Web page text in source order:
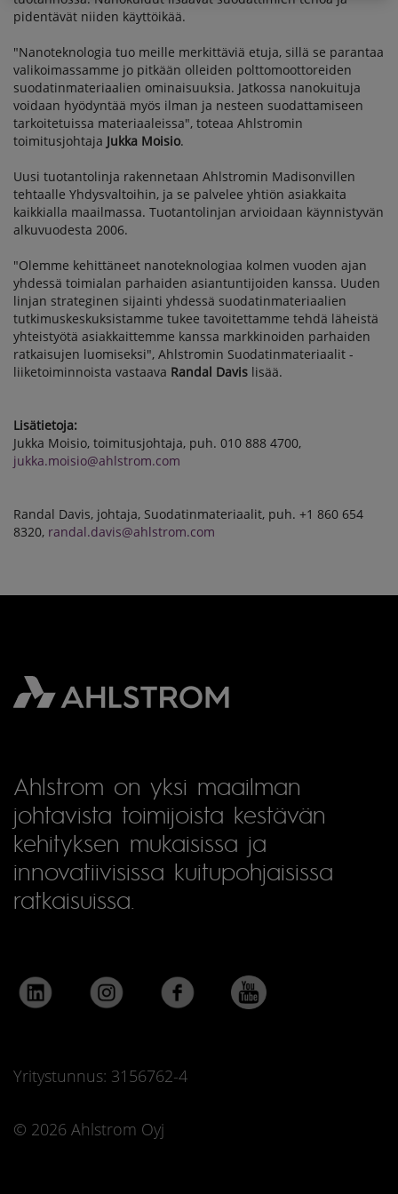
pidentävät niiden käyttöikää.
"Nanoteknologia tuo meille merkittäviä etuja, sillä se parantaa
valikoimassamme jo pitkään olleiden polttomoottoreiden
suodatinmateriaalien ominaisuuksia. Jatkossa nanokuituja
voidaan hyödyntää myös ilman ja nesteen suodattamiseen
tarkoitetuissa materiaaleissa", toteaa Ahlstromin
toimitusjohtaja Jukka Moisio.
Uusi tuotantolinja rakennetaan Ahlstromin Madisonvillen
tehtaalle Yhdysvaltoihin, ja se palvelee yhtiön asiakkaita
kaikkialla maailmassa. Tuotantolinjan arvioidaan käynnistyvän
alkuvuodesta 2006.
"Olemme kehittäneet nanoteknologiaa kolmen vuoden ajan
yhdessä toimialan parhaiden asiantuntijoiden kanssa. Uuden
linjan strateginen sijainti yhdessä suodatinmateriaalien
tutkimuskeskuksistamme tukee tavoitettamme tehdä läheistä
yhteistyötä asiakkaittemme kanssa markkinoiden parhaiden
ratkaisujen luomiseksi", Ahlstromin Suodatinmateriaalit -
liiketoiminnoista vastaava Randal Davis lisää.
Lisätietoja:
Jukka Moisio, toimitusjohtaja, puh. 010 888 4700,
jukka.moisio@ahlstrom.com
Randal Davis, johtaja, Suodatinmateriaalit, puh. +1 860 654
8320, randal.davis@ahlstrom.com
Ahlstrom on yksi maailman
johtavista toimijoista kestävän
kehityksen mukaisissa ja
innovatiivisissa kuitupohjaisissa
ratkaisuissa.
Yritystunnus: 3156762-4
© 2026 Ahlstrom Oyj